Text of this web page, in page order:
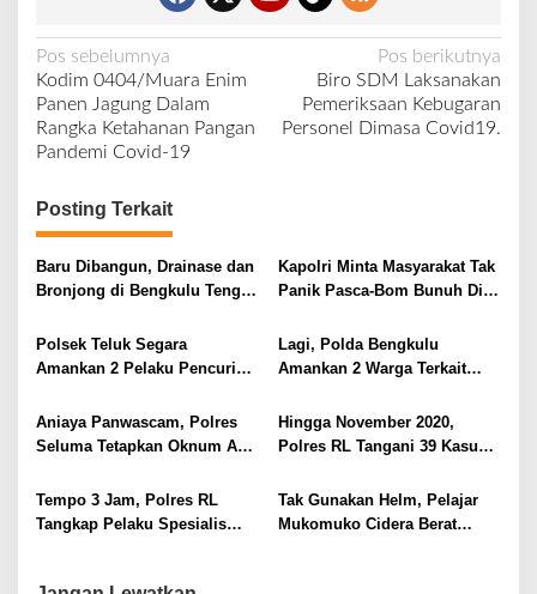
N
a
v
i
g
a
s
i
p
o
Pos sebelumnya
Kodim 0404/Muara Enim
Panen Jagung Dalam
Rangka Ketahanan Pangan
Pandemi Covid-19
Pos berikutnya
Biro SDM Laksanakan
Pemeriksaan Kebugaran
Personel Dimasa Covid19.
Posting Terkait
Baru Dibangun, Drainase dan
Bronjong di Bengkulu Tengah
Kapolri Minta Masyarakat Tak
Panik Pasca-Bom Bunuh Diri
Polsek Teluk Segara
Amankan 2 Pelaku Pencuri
Lagi, Polda Bengkulu
Amankan 2 Warga Terkait
Aniaya Panwascam, Polres
Seluma Tetapkan Oknum ASN
Hingga November 2020,
Polres RL Tangani 39 Kasus
Tempo 3 Jam, Polres RL
Tangkap Pelaku Spesialis
Tak Gunakan Helm, Pelajar
Mukomuko Cidera Berat